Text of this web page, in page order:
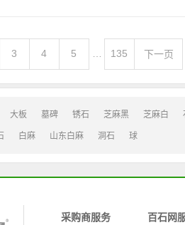
3 4 5 135 下一页
大板 墓碑 锈石 芝麻黑 芝麻白
白麻 山东白麻 洞石 球
采购商服务 百石网